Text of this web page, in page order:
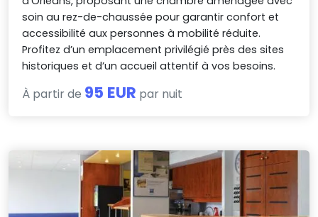
soin au rez-de-chaussée pour garantir confort et
accessibilité aux personnes à mobilité réduite.
Profitez d’un emplacement privilégié près des sites
historiques et d’un accueil attentif à vos besoins.
À partir de 95 EUR par nuit